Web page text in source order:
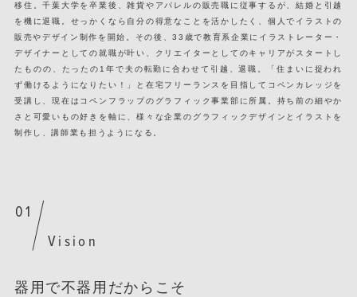
移住。千葉大学を卒業後、雑貨やアパレルの販売職に従事するが、結婚と引越
を機に退職。せっかくなら自分の得意なことを活かしたく、個人でイラストの
販売やデザイン制作を開始。その後、33歳で教育系企業にイラストレーター・
デザイナーとしての就職が叶い、クリエイターとしてのキャリアがスタートし
たものの、たったの1年で夫の転勤に合わせて引越、退職。「住まいに捉われ
ず働けるようになりたい！」と在宅フリーランスを目指してコペンカレッジを
受講し、現在はコペンフラップのグラフィック事業部に所属。持ち前の細やか
さと可愛いもの好きを軸に、様々な企業のグラフィックデザインとイラストを
制作し、講師業も担うようになる。
Vision
器用で不器用だからこそ